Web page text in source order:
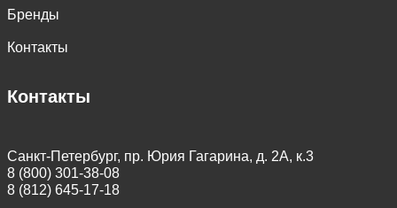
Бренды
Контакты
Контакты
Санкт-Петербург, пр. Юрия Гагарина, д. 2А, к.3
8 (800) 301-38-08
8 (812) 645-17-18